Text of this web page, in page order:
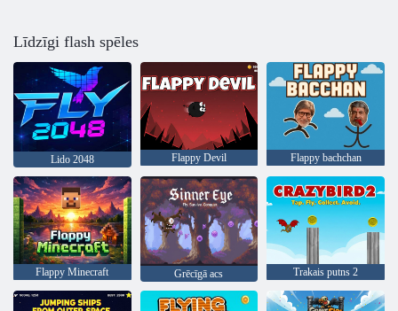
Līdzīgi flash spēles
Lido 2048 Flappy Devil Flappy bachchan
Flappy Minecraft Grēcīgā acs Trakais putns 2